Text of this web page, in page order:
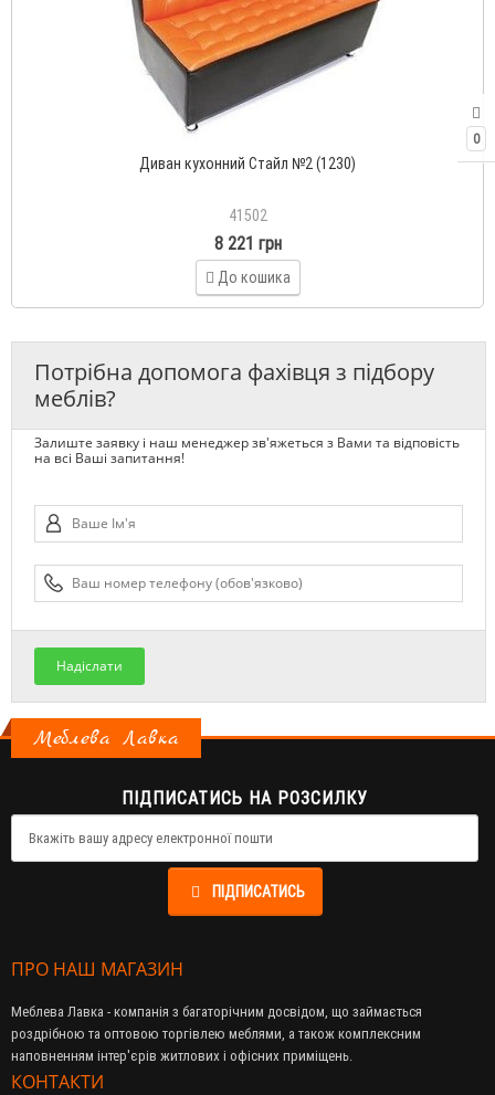
0
Диван кухонний Стайл №2 (1230)
41502
8 221 грн
До кошика
Потрібна допомога фахівця з підбору
меблів?
Залиште заявку і наш менеджер зв'яжеться з Вами та відповість
на всі Ваші запитання!
Надіслати
Меблева Лавка
ПІДПИСАТИСЬ НА РОЗСИЛКУ
ПІДПИСАТИСЬ
ПРО НАШ МАГАЗИН
Меблева Лавка - компанія з багаторічним досвідом, що займається
роздрібною та оптовою торгівлею меблями, а також комплексним
наповненням інтер'єрів житлових і офісних приміщень.
КОНТАКТИ